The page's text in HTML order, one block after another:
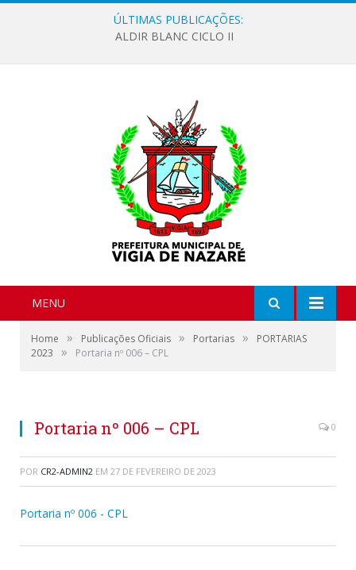
ÚLTIMAS PUBLICAÇÕES:
ALDIR BLANC CICLO II
MENU
Home » Publicações Oficiais » Portarias »
PORTARIAS
2023
» Portaria nº 006 – CPL
Portaria nº 006 – CPL 0
POR CR2-ADMIN2 EM 27 DE FEVEREIRO DE 2023
Portaria nº 006 - CPL